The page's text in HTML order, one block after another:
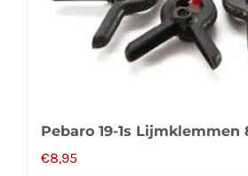
Pebaro 19-1s Lijmklemmen
€8,95